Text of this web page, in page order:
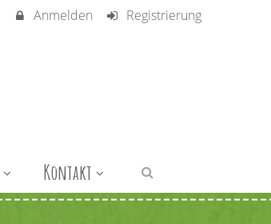
Anmelden Registrierung
Kontakt